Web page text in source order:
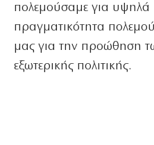
πολεμούσαμε για υψηλά
πραγματικότητα
μας για την προώθηση
εξωτερικής πολιτικής.